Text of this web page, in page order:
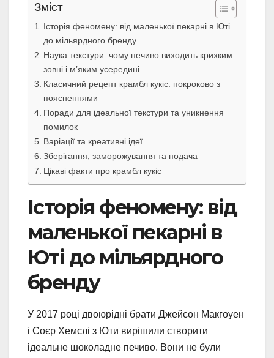
Зміст
Історія феномену: від маленької пекарні в Юті
до мільярдного бренду
Наука текстури: чому печиво виходить крихким
зовні і м’яким усередині
Класичний рецепт крамбл кукіс: покроково з
поясненнями
Поради для ідеальної текстури та уникнення
помилок
Варіації та креативні ідеї
Зберігання, заморожування та подача
Цікаві факти про крамбл кукіс
Історія феномену: від
маленької пекарні в
Юті до мільярдного
бренду
У 2017 році двоюрідні брати Джейсон Макгоуен
і Соєр Хемслі з Юти вирішили створити
ідеальне шоколадне печиво. Вони не були